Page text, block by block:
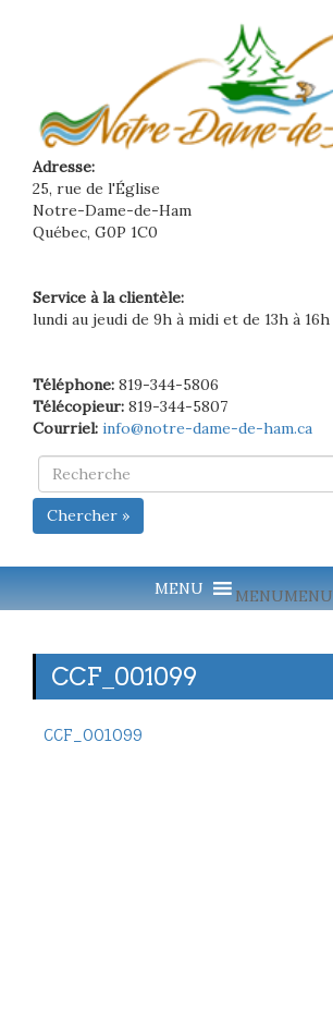
Adresse:
25, rue de l'Église
Notre-Dame-de-Ham
Québec, G0P 1C0
Service à la clientèle:
lundi au jeudi de 9h à midi et de 13h à 16h
Téléphone: 819-344-5806
Télécopieur: 819-344-5807
Courriel: info@notre-dame-de-ham.ca
Chercher »
MENUMENU
CCF_001099
CCF_001099